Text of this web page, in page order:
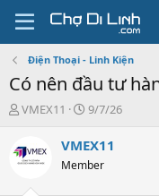
Điện Thoại - Linh Kiện
Có nên đầu tư
T
e
VMEX11
N
à
y
g
9/7/26
VMEX11
Member